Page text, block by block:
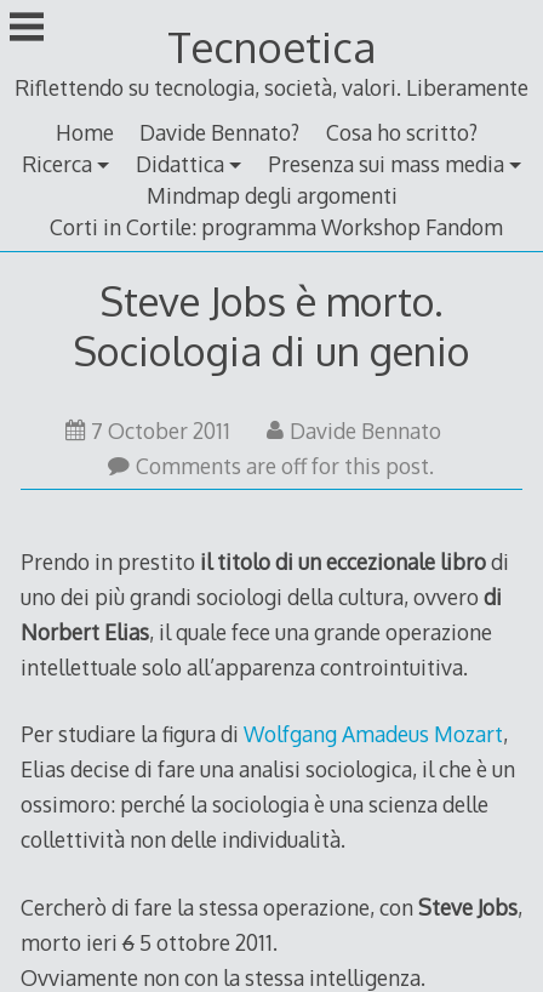
Skip
to
Tecnoetica
Riflettendo su tecnologia, società, valori. Liberamente
Home
Davide Bennato?
Cosa ho scritto?
Ricerca
Didattica
Presenza sui mass media
Mindmap degli argomenti
Corti in Cortile: programma Workshop Fandom
Steve Jobs è morto.
Sociologia di un genio
7 October 2011
October
Davide Bennato
Comments are off for this post.
Prendo in prestito il titolo di un eccezionale librodi
uno dei più grandi sociologi della cultura, ovvero di
Norbert Elias, il quale fece una grande operazione
intellettuale solo all’apparenza controintuitiva.
Per studiare la figura di Wolfgang Amadeus Mozart,
Elias decise di fare una analisi sociologica, il che è un
ossimoro: perché la sociologia è una scienza delle
collettività non delle individualità.
Cercherò di fare la stessa operazione, conSteve Jobs,
morto ieri65 ottobre 2011.
Ovviamente non con la stessa intelligenza.